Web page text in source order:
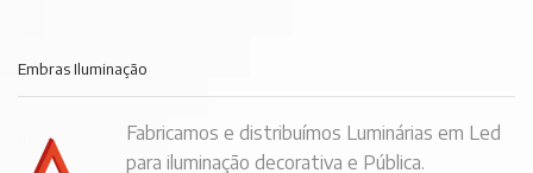
Embras Iluminação
Fabricamos e distribuímos Luminárias em Led
para iluminação decorativa e Pública.